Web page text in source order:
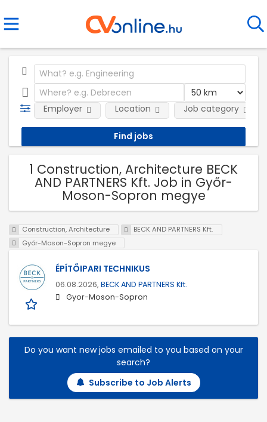
Employer Location Job category
1 Construction, Architecture BECK
AND PARTNERS Kft. Job in Győr-
Moson-Sopron megye
Construction, Architecture
BECK AND PARTNERS Kft.
Győr-Moson-Sopron megye
ÉPÍTŐIPARI TECHNIKUS
06.08.2026, BECK AND PARTNERS Kft.
Gyor-Moson-Sopron
Do you want new jobs emailed to you based on your
search?
Subscribe to Job Alerts